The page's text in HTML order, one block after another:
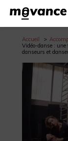
Accueil
Vidéo-danse : une
danseurs et